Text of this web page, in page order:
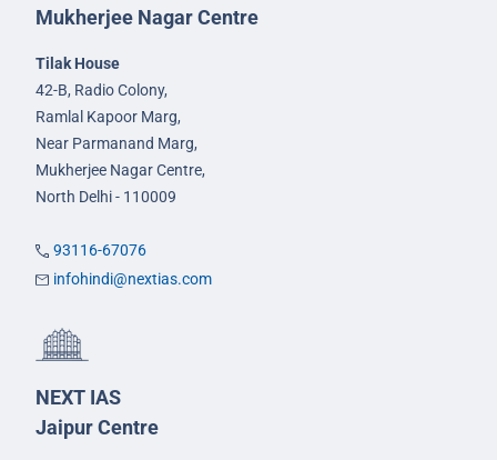
Mukherjee Nagar Centre
Tilak House
42-B, Radio Colony,
Ramlal Kapoor Marg,
Near Parmanand Marg,
Mukherjee Nagar Centre,
North Delhi - 110009
93116-67076
infohindi@nextias.com
NEXT IAS
Jaipur Centre